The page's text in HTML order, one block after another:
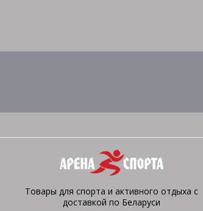
Товары для спорта и активного отдыха с
доставкой по Беларуси